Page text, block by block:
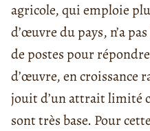
agricole, qui emploie
d’œuvre du pays, n’a
de postes pour
d’œuvre, en croissance
jouit d’un attrait limité
sont très base. Pour